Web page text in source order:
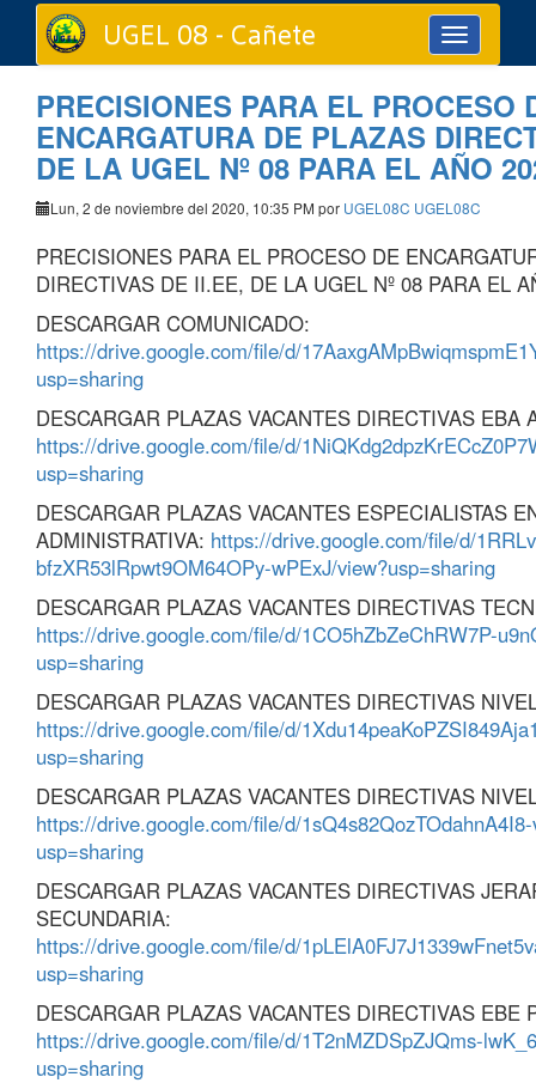
Toggle
navigation
UGEL 08 - Cañete
PRECISIONES PARA EL PROCESO
ENCARGATURA DE PLAZAS
DE LA UGEL Nº 08 PARA EL AÑO
Lun, 2 de noviembre del 2020, 10:35 PM por UGEL08C UGEL08C
PRECISIONES PARA EL PROCESO DE
DIRECTIVAS DE II.EE, DE LA UGEL Nº 08 PARA EL
DESCARGAR COMUNICADO:
https://drive.google.com/file/d/
usp=sharing
DESCARGAR PLAZAS VACANTES DIRECTIVAS EBA
https://drive.google.com/file/d/
usp=sharing
DESCARGAR PLAZAS VACANTES ESPECIALISTAS
ADMINISTRATIVA: https://drive.google.com/file/d/
bfzXR53lRpwt9OM64OPy-wPExJ/view?usp=sharing
DESCARGAR PLAZAS VACANTES DIRECTIVAS
https://drive.google.com/file/d/1CO5hZbZeChRW7P-
usp=sharing
DESCARGAR PLAZAS VACANTES DIRECTIVAS
https://drive.google.com/file/d/
usp=sharing
DESCARGAR PLAZAS VACANTES DIRECTIVAS
https://drive.google.com/file/d/
usp=sharing
DESCARGAR PLAZAS VACANTES DIRECTIVAS
SECUNDARIA:
https://drive.google.com/file/d/
usp=sharing
DESCARGAR PLAZAS VACANTES DIRECTIVAS EBE
https://drive.google.com/file/d/1T2nMZDSpZJQms-
usp=sharing